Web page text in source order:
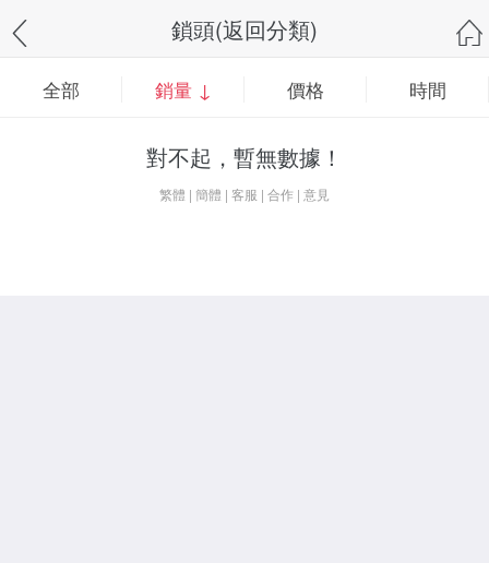
鎖頭(返回分類)
全部 銷量 ↓ 價格 時間
對不起，暫無數據！
繁體 | 簡體 | 客服 | 合作 | 意見